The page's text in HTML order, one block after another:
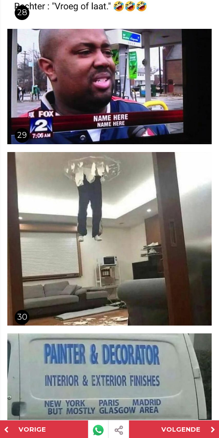
28
29
30
VORIGE VOLGENDE